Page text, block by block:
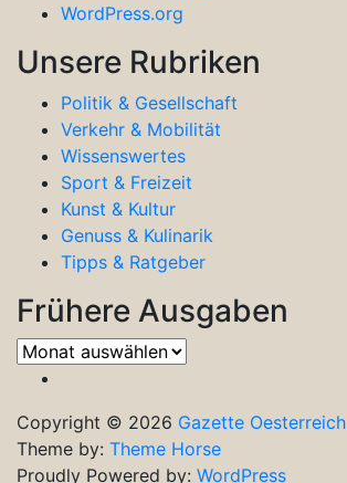
WordPress.org
Unsere Rubriken
Politik & Gesellschaft
Verkehr & Mobilität
Wissenswertes
Sport & Freizeit
Kunst & Kultur
Genuss & Kulinarik
Tipps & Ratgeber
Frühere Ausgaben
Frühere
Ausgaben
Copyright © 2026 Gazette Oesterreich
Theme by: Theme Horse
Proudly Powered by: WordPress